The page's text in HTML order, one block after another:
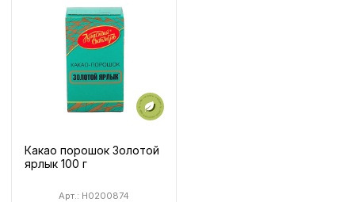
Какао порошок Золотой
ярлык 100 г
Арт.: H0200874